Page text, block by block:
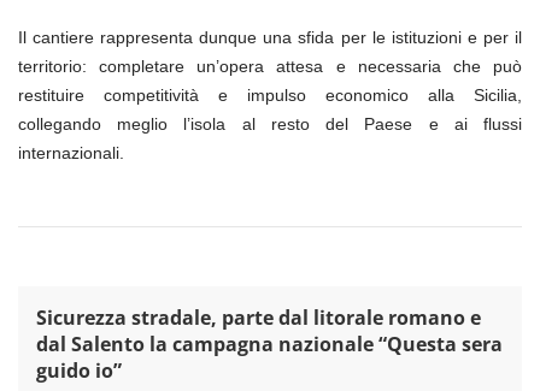
Il cantiere rappresenta dunque una sfida per le istituzioni e per il
territorio: completare un’opera attesa e necessaria che può
restituire competitività e impulso economico alla Sicilia,
collegando meglio l’isola al resto del Paese e ai flussi
internazionali.
Sicurezza stradale, parte dal litorale romano e
dal Salento la campagna nazionale “Questa sera
guido io”